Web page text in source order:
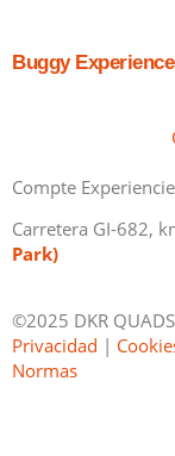
Buggy Experience
Compte
Carretera GI-682,
Park)
©2025 DKR
Privacidad |
Normas